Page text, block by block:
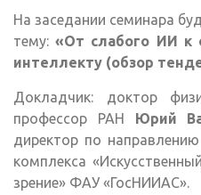
На заседании семинара
тему:«От слабого ИИ к
интеллекту (обзор
Докладчик: доктор
профессор РАН Юрий
директор по
комплекса
зрение» ФАУ «ГосНИИАС».